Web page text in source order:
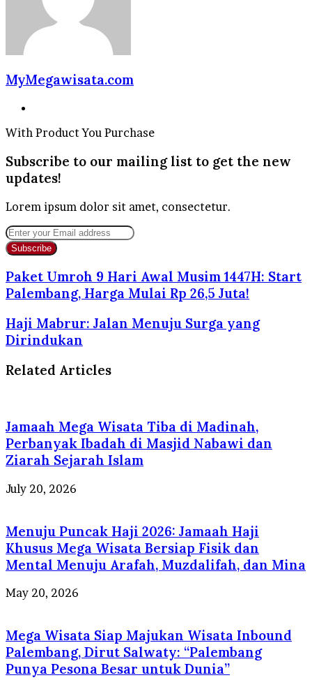
MyMegawisata.com
With Product You Purchase
Subscribe to our mailing list to get the new
updates!
Lorem ipsum dolor sit amet, consectetur.
Enter
your
Email
address
Paket Umroh 9 Hari Awal Musim 1447H: Start
Palembang, Harga Mulai Rp 26,5 Juta!
Haji Mabrur: Jalan Menuju Surga yang
Dirindukan
Related Articles
Jamaah Mega Wisata Tiba di Madinah,
Perbanyak Ibadah di Masjid Nabawi dan
Ziarah Sejarah Islam
July 20, 2026
Menuju Puncak Haji 2026: Jamaah Haji
Khusus Mega Wisata Bersiap Fisik dan
Mental Menuju Arafah, Muzdalifah, dan Mina
May 20, 2026
Mega Wisata Siap Majukan Wisata Inbound
Palembang, Dirut Salwaty: “Palembang
Punya Pesona Besar untuk Dunia”